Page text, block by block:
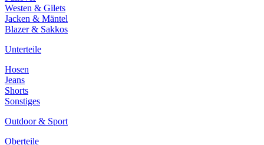
Westen & Gilets
Jacken & Mäntel
Blazer & Sakkos
Unterteile
Hosen
Jeans
Shorts
Sonstiges
Outdoor & Sport
Oberteile